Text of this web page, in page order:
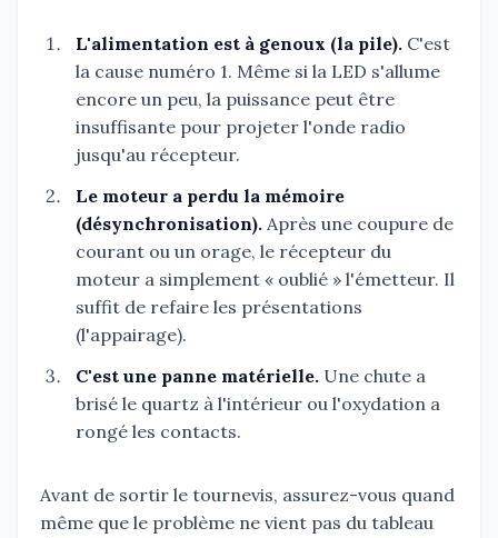
L'alimentation est à genoux (la pile). C'est
la cause numéro 1. Même si la LED s'allume
encore un peu, la puissance peut être
insuffisante pour projeter l'onde radio
jusqu'au récepteur.
Le moteur a perdu la mémoire
(désynchronisation). Après une coupure de
courant ou un orage, le récepteur du
moteur a simplement « oublié » l'émetteur. Il
suffit de refaire les présentations
(l'appairage).
C'est une panne matérielle. Une chute a
brisé le quartz à l'intérieur ou l'oxydation a
rongé les contacts.
Avant de sortir le tournevis, assurez-vous quand
même que le problème ne vient pas du tableau